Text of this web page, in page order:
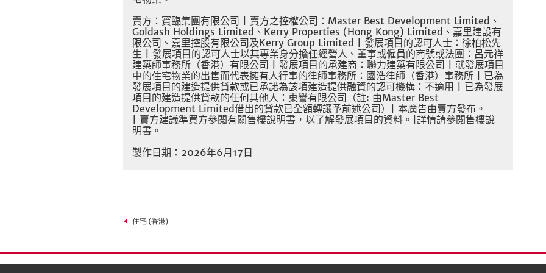
賣方：寶臨集團有限公司
賣方之控權公司： Master Best Development Limited 、
Goldash Holdings Limited 、 Kerry Properties (Hong Kong) Limited 、嘉里建設有
限公司、嘉里控股有限公司及Kerry Group Limited | 發展項目的認可人士：徐柏松先
生
發展項目的認可人士以其專業身分擔任經營人、董事或僱員的商號或法團：呂元祥
建築師事務所（香港）有限公司
發展項目的承建商：聯力建築有限公司
就發展項目
中的住宅物業的出售而代表擁有人行事的律師事務所：國浩律師（香港）事務所
已為
發展項目的建造提供貸款或已承諾為該項建造提供融資的認可機構：不適用
已為發展
項目的建造提供貸款的任何其他人：東譽有限公司（註: 由Master Best
Development Limited借出的貸款已全額轉讓予前述公司）
本廣告由賣方發布。
賣方建議準買方參閱有關售樓說明書，以了解發展項目的資料。 詳情請參閱售樓說
明書。
製作日期： 2026年6月17 日
住宅 (香港)